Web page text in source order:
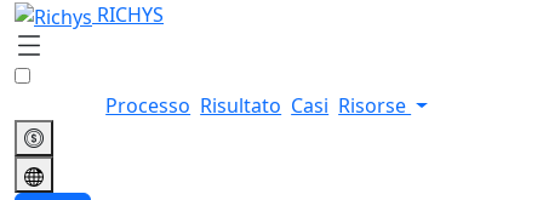
RICHYS
Processo Risultato Casi Risorse